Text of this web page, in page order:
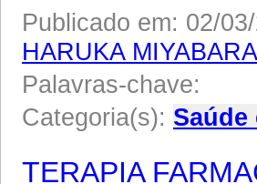
Publicado em: 02/
HARUKA MIYABARA
Palavras-chave:
Categoria(s): Saúde
TERAPIA